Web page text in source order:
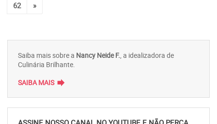
62
»
Saiba mais sobre a Nancy Neide F., a idealizadora de
Culinária Brilhante.
SAIBA MAIS forward